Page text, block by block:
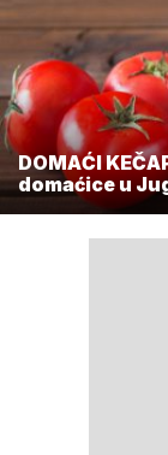
DOMAĆI
domaćice u